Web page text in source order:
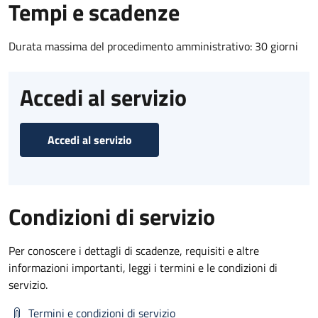
Tempi e scadenze
Durata massima del procedimento amministrativo: 30 giorni
Accedi al servizio
Accedi al servizio
Condizioni di servizio
Per conoscere i dettagli di scadenze, requisiti e altre
informazioni importanti, leggi i termini e le condizioni di
servizio.
Termini e condizioni di servizio